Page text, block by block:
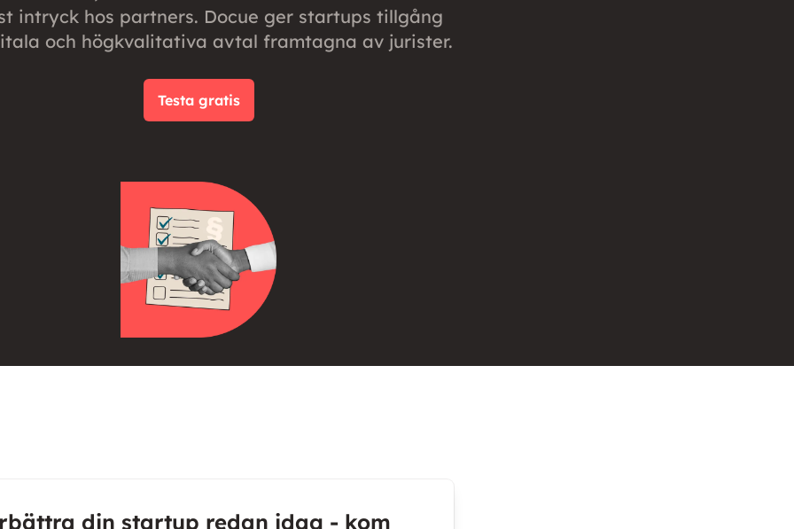
intryck hos partners. Docue ger startups tillgång
och högkvalitativa avtal framtagna av jurister.
Testa gratis
din startup redan idag - kom